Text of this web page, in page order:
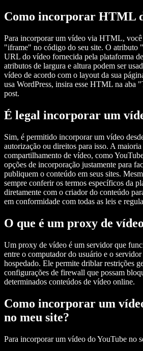
Como incorporar HTML
Para incorporar um vídeo via HTML, você
"iframe" no código do seu site. O atributo
URL do vídeo fornecida pela plataforma
atributos de largura e altura podem ser
vídeo de acordo com o layout da sua
usa WordPress, insira esse HTML na aba
post.
É legal incorporar um
Sim, é permitido incorporar um vídeo
autorização ou direitos para isso. A
compartilhamento de vídeo, como
opções de incorporação justamente para
publiquem o conteúdo em seus sites.
sempre conferir os termos específicos da
diretamente com o criador do conteúdo
em conformidade com todas as leis e
O que é um proxy de
Um proxy de vídeo é um servidor que
entre o computador do usuário e o
hospedado. Ele permite driblar restrições
configurações de firewall que possam
determinados conteúdos de vídeo online.
Como incorporar um
no meu site?
Para incorporar um vídeo do YouTube no